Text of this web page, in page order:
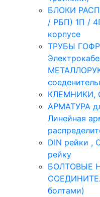
БЛОКИ
/ РБП) 1П /
корпусе
ТРУБЫ
КЛЕМНИКИ,
АРМАТУРА
Линейная
DIN рейки ,
рейку
БОЛТОВЫЕ
болтами)